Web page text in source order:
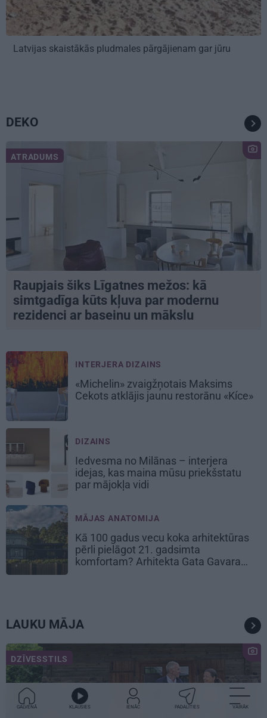
Latvijas skaistākās pludmales pārgājienam gar jūru
DEKO
ATRADUMS
Raupjais šiks Līgatnes mežos: kā
simtgadīga kūts kļuva par modernu
rezidenci ar baseinu un mākslu
INTERJERA DIZAINS
«Michelin» zvaigžņotais Maksims
Cekots atklājis jaunu restorānu «Kíce»
DIZAINS
Iedvesma no Milānas – interjera
idejas, kas maina mūsu priekšstatu
par mājokļa vidi
MĀJAS ANATOMIJA
Kā 100 gadus vecu koka arhitektūras
pērli pielāgot 21. gadsimta
komfortam? Arhitekta Gata Gavara
LAUKU MĀJA
DZĪVESSTILS
GALVENĀ KLAUSIES IENĀC PADALĪTIES VAIRĀK